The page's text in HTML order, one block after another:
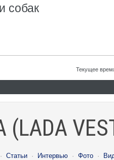
собак
Текущее
· Статьи · Интервью · Фото ·